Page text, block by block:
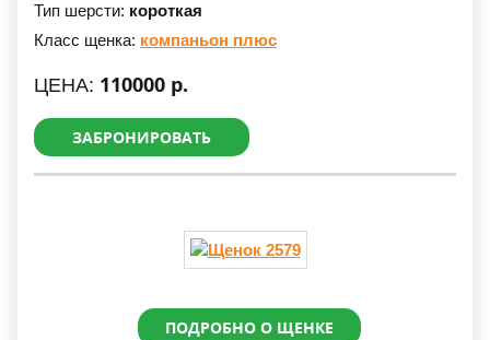
Тип шерсти: короткая
Класс щенка: компаньон плюс
ЦЕНА: 110000 р.
ЗАБРОНИРОВАТЬ
ПОДРОБНО О ЩЕНКЕ